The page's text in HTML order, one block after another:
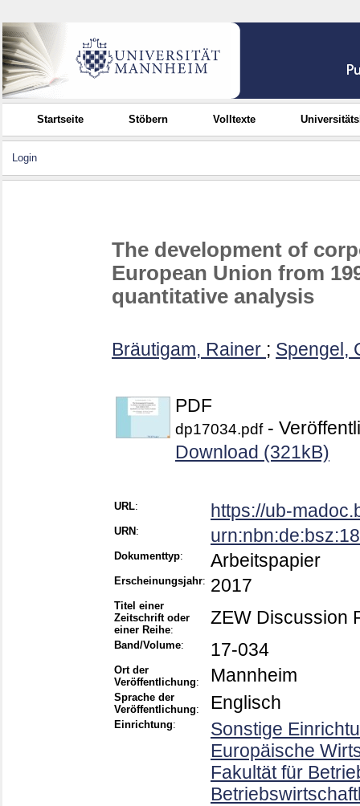
Startseite Stöbern Volltexte
Login
The development of
European Union from
quantitative analysis
Bräutigam, Rainer ; Spengel,
PDF
dp17034.pdf-
Download (321kB)
URL: https://ub-
URN :
Dokumenttyp: Arbeitspapier
Erscheinungsjahr: 2017
Titel einer
Zeitschrift oder
einer Reihe:
ZEW Discussion
Band/Volume: 17-034
Ort der
Veröffentlichung: Mannheim
Sprache der
Veröffentlichung: Englisch
Einrichtung:
Sonstige
Europäische
Fakultät für